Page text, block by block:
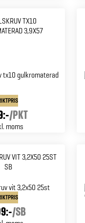
TX10
3,9X57
/PKT
moms
VIT 3,2X50 25ST
SB
/SB